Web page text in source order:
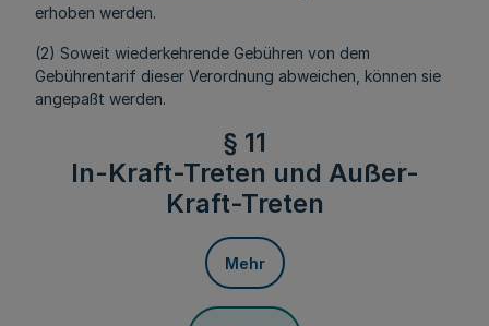
erhoben werden.
(2) Soweit wiederkehrende Gebühren von dem
Gebührentarif dieser Verordnung abweichen, können sie
angepaßt werden.
§ 11
In-Kraft-Treten und Außer-
Kraft-Treten
Mehr